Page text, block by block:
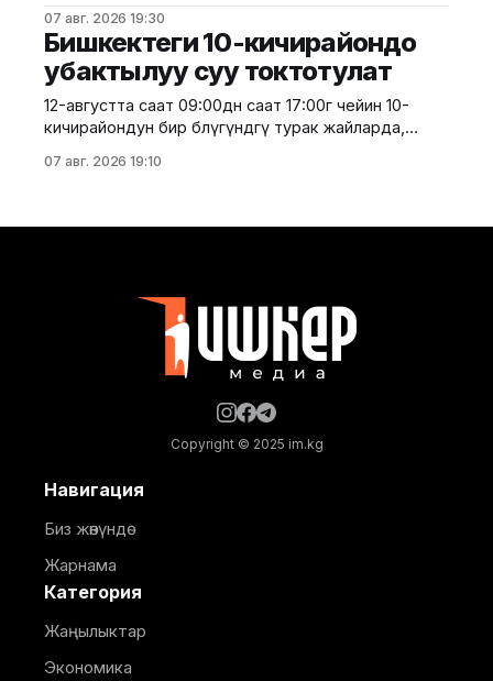
жүргүзүлгөн. Ошондой эле
шаарынын аймактык экономикалык өнүгүүсү"
долбоорунун алкагында Өндүрүмдүү өнөктөштүк
комитетинин көчмө жыйыны өттү. Бул тууралуу Айыл
министрдин орун басары Мирбек Дүйшеев жана
Комитеттин мүчөлөрү катышты. Көчмө жыйындын
07 авг. 2026 19:30
Бишкектеги 10-кичирайондо
убактылуу суу токтотулат
12-августта саат 09:00дөн саат 17:00гө чейин 10-
кичирайондун бир бөлүгүндөгү турак жайларда,
мекемелеринде, саламаттыкты сактоо
кичирайондогу откананын суу
07 авг. 2026 19:10
Copyright © 2025 im.kg
Навигация
Биз жөнүндө
Жарнама
Категория
Жаңылыктар
Экономика